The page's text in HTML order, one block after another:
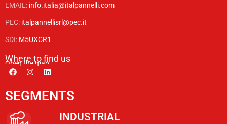
EMAIL: info.italia@italpannelli.com
PEC: italpannellisrl@pec.it
SDI: M5UXCR1
Where to find us
Open the map
SEGMENTS
INDUSTRIAL